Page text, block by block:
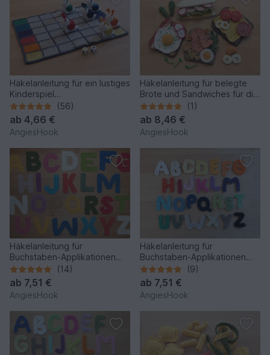
Häkelanleitung für ein lustiges
Kinderspiel
"Schneckenrennen"
(56)
ab 4,66 €
AngiesHook
Häkelanleitung für belegte
Brote und Sandwiches für die
Kinderküche(1)
ab 8,46 €
AngiesHook
Häkelanleitung für
Buchstaben-Applikationen
von A-Z
(14)
ab 7,51 €
AngiesHook
Häkelanleitung für
Buchstaben-Applikationen
von A-Z
(9)
ab 7,51 €
AngiesHook